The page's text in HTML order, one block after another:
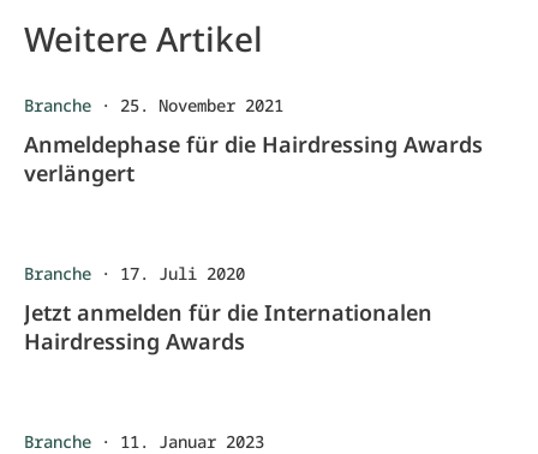
Weitere Artikel
Branche · 25. November 2021
Anmeldephase für die Hairdressing Awards
verlängert
Branche · 17. Juli 2020
Jetzt anmelden für die Internationalen
Hairdressing Awards
Branche · 11. Januar 2023